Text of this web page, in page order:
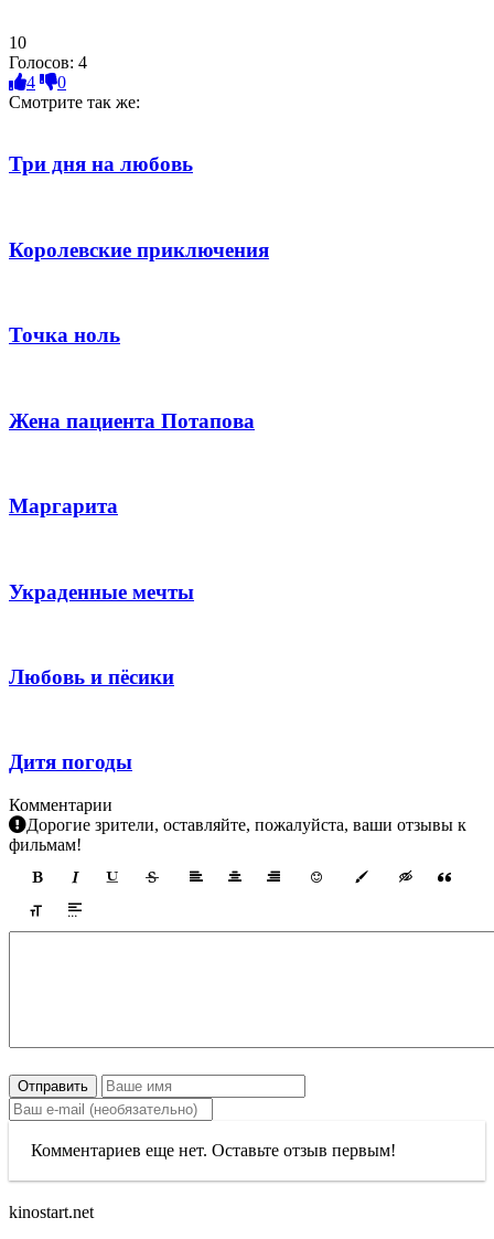
10
Голосов: 4
4
0
Смотрите так же:
Три дня на любовь
Королевские приключения
Точка ноль
Жена пациента Потапова
Маргарита
Украденные мечты
Любовь и пёсики
Дитя погоды
Комментарии
Дорогие зрители, оставляйте, пожалуйста, ваши отзывы к
фильмам!
Отправить
Комментариев еще нет. Оставьте отзыв первым!
kinostart.net